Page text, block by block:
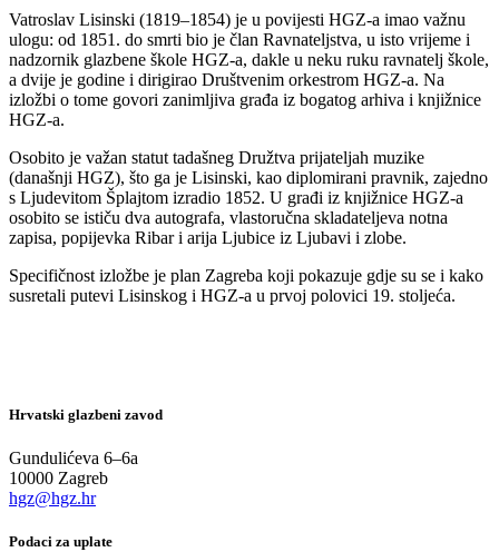
Vatroslav Lisinski (1819–1854) je u povijesti HGZ-a imao važnu
ulogu: od 1851. do smrti bio je član Ravnateljstva, u isto vrijeme i
nadzornik glazbene škole HGZ-a, dakle u neku ruku ravnatelj škole,
a dvije je godine i dirigirao Društvenim orkestrom HGZ-a. Na
izložbi o tome govori zanimljiva građa iz bogatog arhiva i knjižnice
HGZ-a.
Osobito je važan statut tadašneg Družtva prijateljah muzike
(današnji HGZ), što ga je Lisinski, kao diplomirani pravnik, zajedno
s Ljudevitom Šplajtom izradio 1852. U građi iz knjižnice HGZ-a
osobito se ističu dva autografa, vlastoručna skladateljeva notna
zapisa, popijevka Ribar i arija Ljubice iz Ljubavi i zlobe.
Specifičnost izložbe je plan Zagreba koji pokazuje gdje su se i kako
susretali putevi Lisinskog i HGZ-a u prvoj polovici 19. stoljeća.
Hrvatski glazbeni zavod
Gundulićeva 6–6a
10000 Zagreb
hgz@hgz.hr
Podaci za uplate